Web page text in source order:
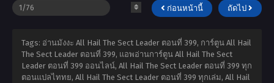
ก่อนหน้านี้ ถัดไป
Tags: อ่านมังงะ All Hail The Sect Leader ตอนที่ 399, การ์ตูน All Hail
The Sect Leader ตอนที่ 399, แอพอ่านการ์ตูน All Hail The Sect
Leader ตอนที่ 399 ออนไลน์, All Hail The Sect Leader ตอนที่ 399 ทุก
ตอนแปลไททย, All Hail The Sect Leader ตอนที่ 399 ทุกเล่ม, All Hail